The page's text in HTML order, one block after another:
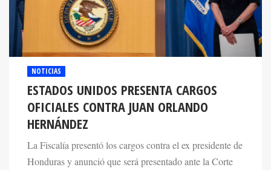
NOTICIAS
ESTADOS UNIDOS PRESENTA CARGOS
OFICIALES CONTRA JUAN ORLANDO
HERNÁNDEZ
La Fiscalía presentó los cargos contra el ex presidente de
Honduras y anunció que será presentado ante la Corte